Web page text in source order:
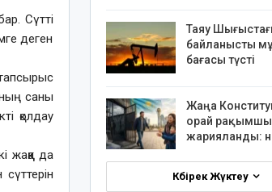
Сүтті
деген
саны
қолдау
да
Таяу
байланысты
бағасы түсті
Жаңа
орай
жарияланды:
Көбірек Жүктеу